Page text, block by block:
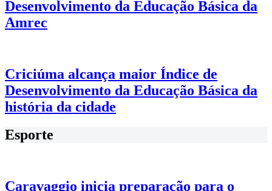
Desenvolvimento da Educação Básica da
Amrec
Criciúma alcança maior Índice de
Desenvolvimento da Educação Básica da
história da cidade
Esporte
Caravaggio inicia preparação para o